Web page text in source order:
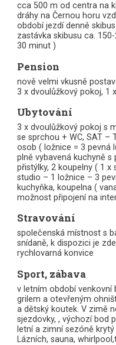
cca 500 m od centra na
dráhy na Černou horu
období jezdí denně
zastávka skibusu ca.
30 minut )
Pension
nově velmi vkusně
3 x dvoulůžkový pokoj, 1
Ubytování
3 x dvoulůžkový pokoj s
se sprchou + WC, SAT –
osob ( ložnice = 3 pevná
plně vybavená kuchyně
přistýlky, 2 koupelny ( 1 x
studio – 1 ložnice – 3
kuchyňka, koupelna (
možnost připojení na
Stravování
společenská místnost s
snídaně, k dispozici je
rychlovarná konvice
Sport, zábava
v letním období venkovní
grilem a otevřeným
a dětský koutek. V zimě
sjezdovky, , výchozí bod
letní a zimní sezóně
Lázních, sauna,